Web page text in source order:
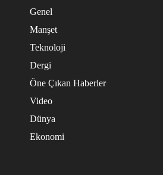
Genel
Manşet
Teknoloji
Dergi
Öne Çıkan Haberler
Video
Dünya
Ekonomi